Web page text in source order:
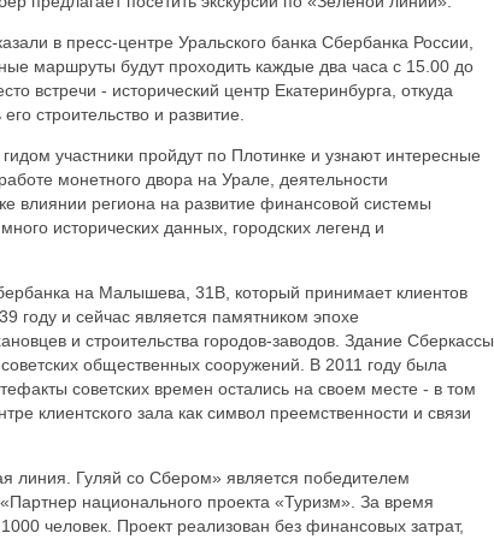
в пресс-центре Уральского банка Сбербанка России,
маршруты будут проходить каждые два часа с 15.00 до
встречи - исторический центр Екатеринбурга, откуда
строительство и развитие.
участники пройдут по Плотинке и узнают интересные
монетного двора на Урале, деятельности
влиянии региона на развитие финансовой системы
исторических данных, городских легенд и
на Малышева, 31В, который принимает клиентов
году и сейчас является памятником эпохе
и строительства городов-заводов. Здание Сберкассы
общественных сооружений. В 2011 году была
советских времен остались на своем месте - в том
клиентского зала как символ преемственности и связи
линия. Гуляй со Сбером» является победителем
национального проекта «Туризм». За время
человек. Проект реализован без финансовых затрат,